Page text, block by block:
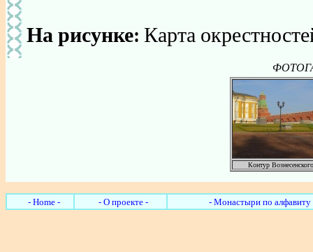
На рисунке: Карта
Контур
- Home - - О проекте - - Монастыри по алфавиту